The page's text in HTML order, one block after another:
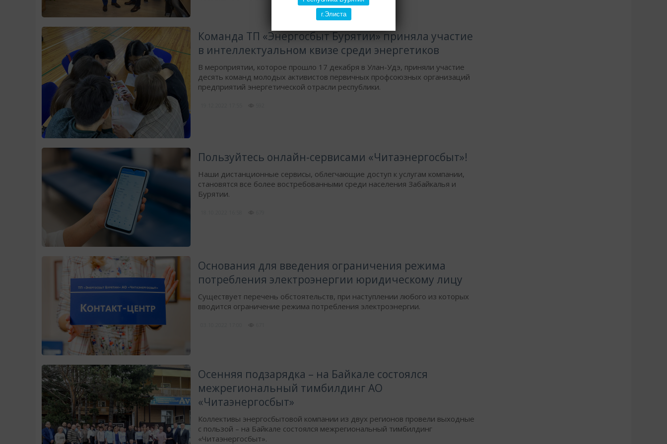
г.Элиста
Команда ТП «Энергосбыт Бурятии» приняла участие
в интеллектуальном квизе среди энергетиков
В мероприятии, которое прошло 17 декабря в Улан-Удэ, приняли участие
десять команд молодых активистов первичных профсоюзных организаций
предприятий энергетической отрасли республики.
Пользуйтесь онлайн-сервисами «Читаэнергосбыт»!
Наши дистанционные сервисы, облегчающие доступ к услугам компании,
становятся все более востребованными среди населения Забайкалья и
Бурятии.
Основания для введения ограничения режима
потребления электроэнергии юридическому лицу
Существует перечень обстоятельств, при наступлении любого из которых
вводится ограничение режима потребления электроэнергии.
Осенняя подзарядка – на Байкале состоялся
межрегиональный тимбилдинг АО
«Читаэнергосбыт»
Коллективы энергосбытовой компании из двух регионов провели выходные
с пользой – на Байкале состоялся межрегиональный тимбилдинг
«Читаэнергосбыт».